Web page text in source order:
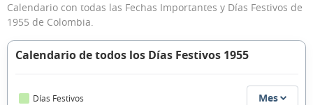
Calendario con todas las Fechas Importantes y Días Festivos de
1955 de Colombia.
Calendario de todos los Días Festivos 1955
Días Festivos Mes